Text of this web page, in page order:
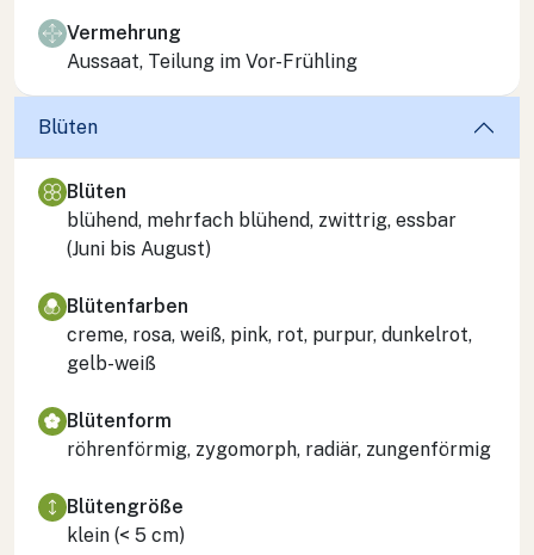
Vermehrung
Aussaat, Teilung im Vor-Frühling
Blüten
Blüten
blühend, mehrfach blühend, zwittrig, essbar
(Juni bis August)
Blütenfarben
creme, rosa, weiß, pink, rot, purpur, dunkelrot,
gelb-weiß
Blütenform
röhrenförmig, zygomorph, radiär, zungenförmig
Blütengröße
klein (< 5 cm)